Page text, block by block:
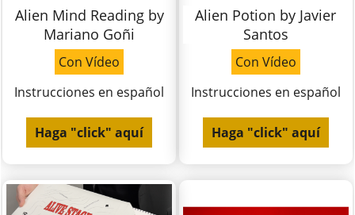
Alien Mind Reading by
Mariano Goñi
Con Vídeo
Instrucciones en español
Haga "click" aquí
Alien Potion by Javier
Santos
Con Vídeo
Instrucciones en español
Haga "click" aquí